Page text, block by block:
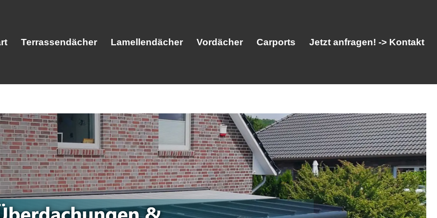
Terrassendächer Lamellendächer Vordächer Carports Jetzt anfragen! -> Kontakt